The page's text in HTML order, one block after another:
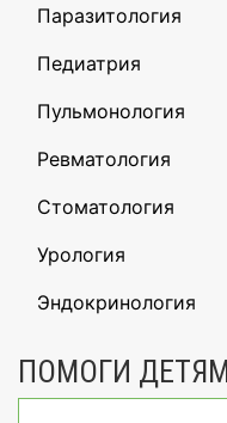
Паразитология
Педиатрия
Пульмонология
Ревматология
Стоматология
Урология
Эндокринология
ПОМОГИ